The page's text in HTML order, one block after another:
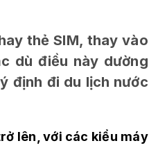
thẻ SIM, thay vào
dù điều này dường
định đi du lịch nước
lên, với các kiểu máy